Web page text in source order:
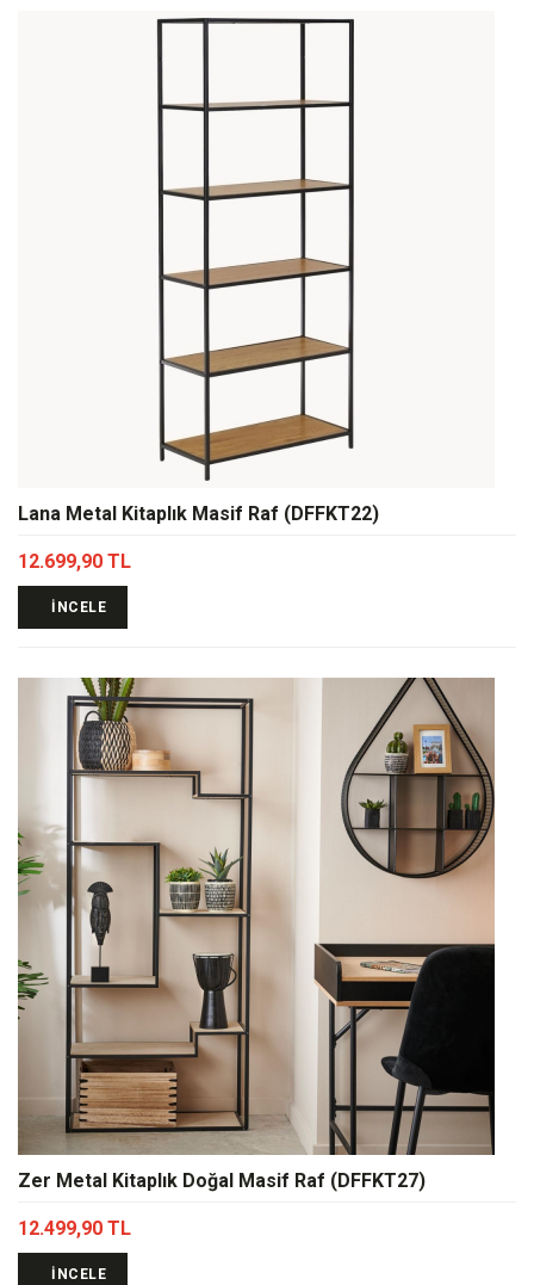
Lana Metal Kitaplık Masif Raf (DFFKT22)
12.699,90 TL
İNCELE
Zer Metal Kitaplık Doğal Masif Raf (DFFKT27)
12.499,90 TL
İNCELE